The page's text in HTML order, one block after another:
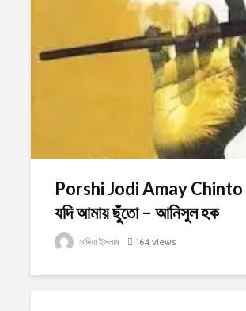
Porshi Jodi Amay Chinto
যদি আমায় ছুঁতো – আনিসুল হক
সাদিয়া ইসলাম 164 views